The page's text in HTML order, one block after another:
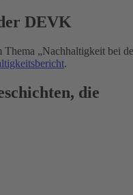
DEVK
„Nachhaltigkeit bei
.
die